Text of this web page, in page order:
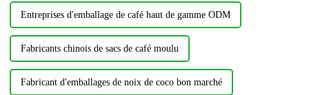
Entreprises d'emballage de café haut de gamme ODM
Fabricants chinois de sacs de café moulu
Fabricant d'emballages de noix de coco bon marché